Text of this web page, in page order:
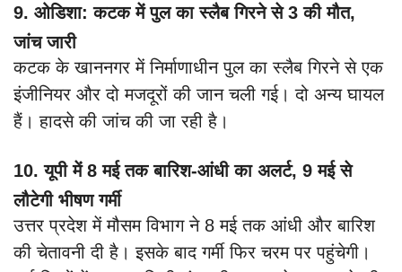
9. ओडिशा: कटक में पुल का स्लैब गिरने से 3 की मौत,
जांच जारी
कटक के खाननगर में निर्माणाधीन पुल का स्लैब गिरने से एक
इंजीनियर और दो मजदूरों की जान चली गई। दो अन्य घायल
हैं। हादसे की जांच की जा रही है।
10. यूपी में 8 मई तक बारिश-आंधी का अलर्ट, 9 मई से
लौटेगी भीषण गर्मी
उत्तर प्रदेश में मौसम विभाग ने 8 मई तक आंधी और बारिश
की चेतावनी दी है। इसके बाद गर्मी फिर चरम पर पहुंचेगी।